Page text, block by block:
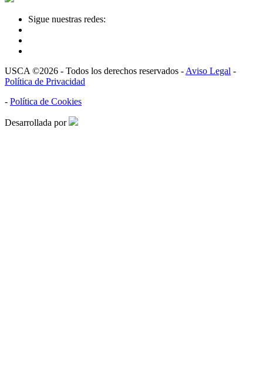
Sigue nuestras redes:
USCA ©2026 - Todos los derechos reservados - Aviso Legal -
Política de Privacidad
- Política de Cookies
Desarrollada por